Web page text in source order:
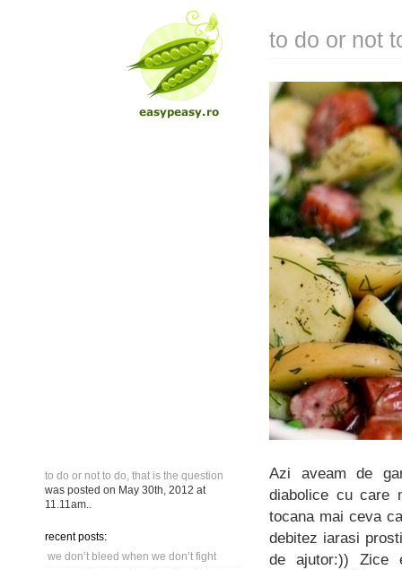
to do or not to do, that is the question
was posted on May 30th, 2012 at
11.11am
recent posts:
we don’t bleed when we don’t fight
to do or not
Azi aveam de
diabolice cu care
tocana mai ceva
debitez iarasi
de ajutor:))